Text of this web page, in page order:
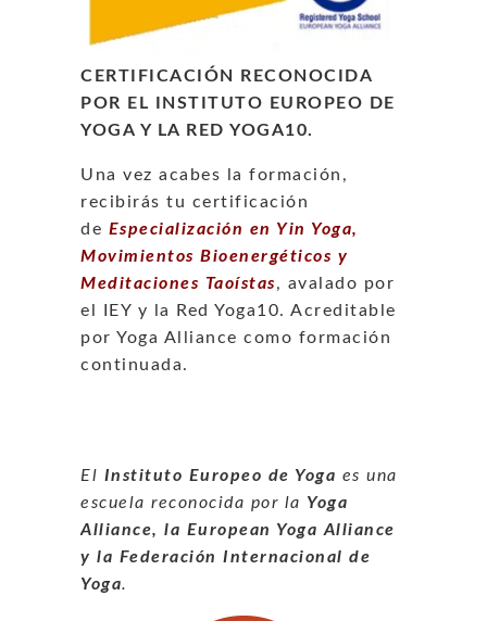
CERTIFICACIÓN RECONOCIDA
POR EL INSTITUTO EUROPEO DE
YOGA Y LA RED YOGA10.
Una vez acabes la formación,
recibirás tu certificación
de Especialización en Yin Yoga,
Movimientos Bioenergéticos y
Meditaciones Taoístas, avalado por
el IEY y la Red Yoga10. Acreditable
por Yoga Alliance como formación
continuada.
El Instituto Europeo de Yoga es una
escuela reconocida por la Yoga
Alliance, la European Yoga Alliance
y la Federación Internacional de
Yoga.